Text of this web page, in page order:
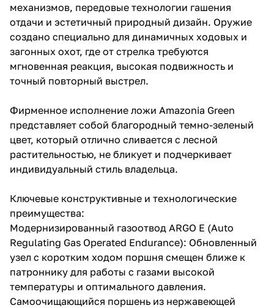
механизмов, передовые технологии гашения
отдачи и эстетичный природный дизайн. Оружие
создано специально для динамичных ходовых и
загонных охот, где от стрелка требуются
мгновенная реакция, высокая подвижность и
точный повторный выстрел.
Фирменное исполнение ложи Amazonia Green
представляет собой благородный темно-зеленый
цвет, который отлично сливается с лесной
растительностью, не бликует и подчеркивает
индивидуальный стиль владельца.
Ключевые конструктивные и технологические
преимущества:
Модернизированный газоотвод ARGO E (Auto
Regulating Gas Operated Endurance): Обновленный
узел с коротким ходом поршня смещен ближе к
патроннику для работы с газами высокой
температуры и оптимального давления.
Самоочищающийся поршень из нержавеющей